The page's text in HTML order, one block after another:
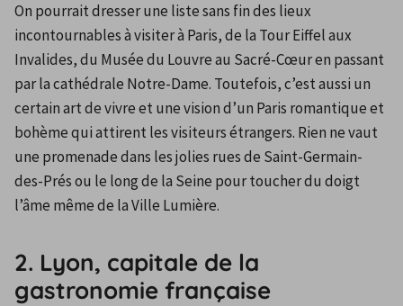
On pourrait dresser une liste sans fin des lieux
incontournables à visiter à Paris, de la Tour Eiffel aux
Invalides, du Musée du Louvre au Sacré-Cœur en passant
par la cathédrale Notre-Dame. Toutefois, c’est aussi un
certain art de vivre et une vision d’un Paris romantique et
bohème qui attirent les visiteurs étrangers. Rien ne vaut
une promenade dans les jolies rues de Saint-Germain-
des-Prés ou le long de la Seine pour toucher du doigt
l’âme même de la Ville Lumière.
2. Lyon, capitale de la
gastronomie française